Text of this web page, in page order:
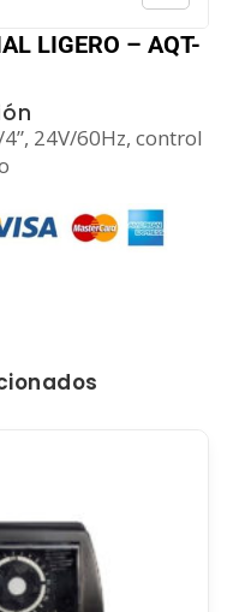
LIGERO – AQT-
24V/60Hz, control